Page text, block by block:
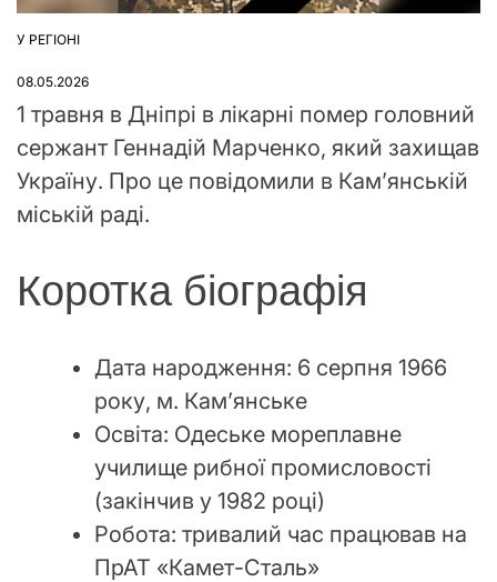
ОПУБЛІКУВАТИ
У РЕГІОНІ
08.05.2026
1 травня в Дніпрі в лікарні помер головний
сержант Геннадій Марченко, який захищав
Україну. Про це повідомили в Кам’янській
міській раді.
Коротка біографія
Дата народження: 6 серпня 1966
року, м. Кам’янське
Освіта: Одеське мореплавне
училище рибної промисловості
(закінчив у 1982 році)
Робота: тривалий час працював на
ПрАТ «Камет-Сталь»